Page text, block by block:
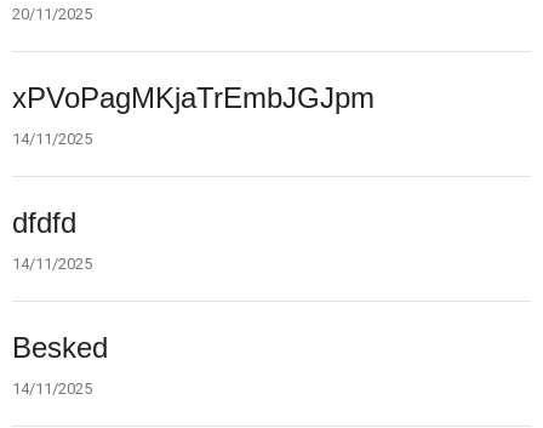
2025
20/11/2025
14.
nov.
2025
xPVoPagMKjaTrEmbJGJpm
14/11/2025
14.
nov.
2025
dfdfd
14/11/2025
14.
nov.
2025
Besked
14/11/2025